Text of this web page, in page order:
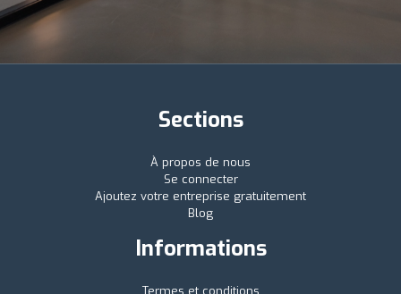
Sections
À propos de nous
Se connecter
Ajoutez votre entreprise gratuitement
Blog
Informations
Termes et conditions